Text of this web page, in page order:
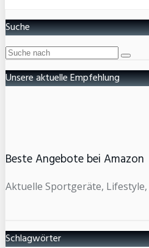
Suche
Unsere aktuelle Empfehlung
Beste Angebote bei Amazon
Aktuelle Sportgeräte,
Schlagwörter